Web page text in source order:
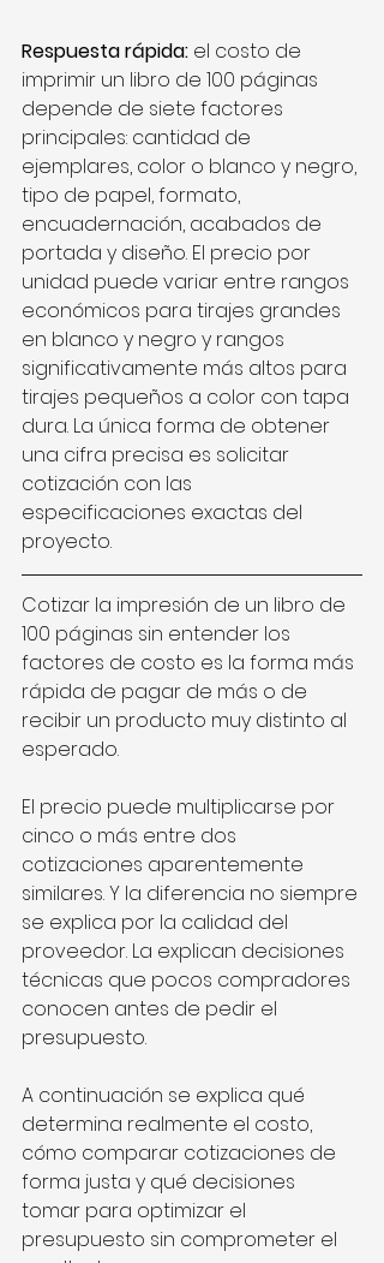
Respuesta rápida: el costo de
imprimir un libro de 100 páginas
depende de siete factores
principales: cantidad de
ejemplares, color o blanco y negro,
tipo de papel, formato,
encuadernación, acabados de
portada y diseño. El precio por
unidad puede variar entre rangos
económicos para tirajes grandes
en blanco y negro y rangos
significativamente más altos para
tirajes pequeños a color con tapa
dura. La única forma de obtener
una cifra precisa es solicitar
cotización con las
especificaciones exactas del
proyecto.
Cotizar la impresión de un libro de
100 páginas sin entender los
factores de costo es la forma más
rápida de pagar de más o de
recibir un producto muy distinto al
esperado.
El precio puede multiplicarse por
cinco o más entre dos
cotizaciones aparentemente
similares. Y la diferencia no siempre
se explica por la calidad del
proveedor. La explican decisiones
técnicas que pocos compradores
conocen antes de pedir el
presupuesto.
A continuación se explica qué
determina realmente el costo,
cómo comparar cotizaciones de
forma justa y qué decisiones
tomar para optimizar el
presupuesto sin comprometer el